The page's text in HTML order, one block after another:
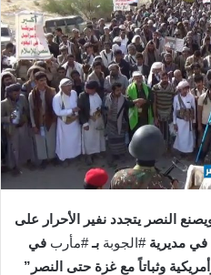
النصر يتجدد نفير الأحرار على
مديرية#الجوبة بـ#مأرب في
وثباتاً مع غزة حتى النصر”